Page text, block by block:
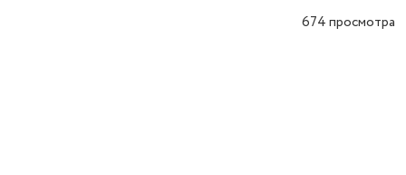
674просмотра